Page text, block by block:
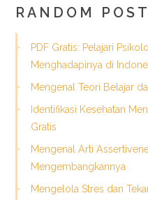
RANDOM
PDF Gratis: Pelajari
Menghadapinya di
Mengenal Teori Belajar
Identifikasi Kesehatan
Gratis
Mengenal Arti
Mengembangkannya
Mengelola Stres dan